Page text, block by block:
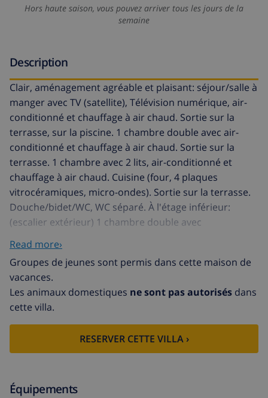
Hors haute saison, vous pouvez arriver tous les jours de la
semaine
Description
Clair, aménagement agréable et plaisant: séjour/salle à
manger avec TV (satellite), Télévision numérique, air-
conditionné et chauffage à air chaud. Sortie sur la
terrasse, sur la piscine. 1 chambre double avec air-
conditionné et chauffage à air chaud. Sortie sur la
terrasse. 1 chambre avec 2 lits, air-conditionné et
chauffage à air chaud. Cuisine (four, 4 plaques
vitrocéramiques, micro-ondes). Sortie sur la terrasse.
Douche/bidet/WC, WC séparé. À l'étage inférieur:
(escalier extérieur) 1 chambre double avec
douche/WC, air-conditionné, ventilateur et chauffage à
air chaud. Sortie sur la terrasse. Tonnelle. Barbecue
(portable), chaises longues. Sur les alentours. A
disposition: lave-linge, fer à repasser, sèche-cheveux.
Internet (Connexion WIFI, gratuit). Place de parking
(cloturée). Veuillez noter: adapté(e) aux familles une
chambre double est à l'exterieur de l'appartement. Pas
de liaison interne entre les étages. AT-462426-A
Read more›
Groupes de jeunes sont permis dans cette maison de
vacances.
Les animaux domestiques ne sont pas autorisés dans
cette villa.
RESERVER CETTE VILLA ›
Équipements